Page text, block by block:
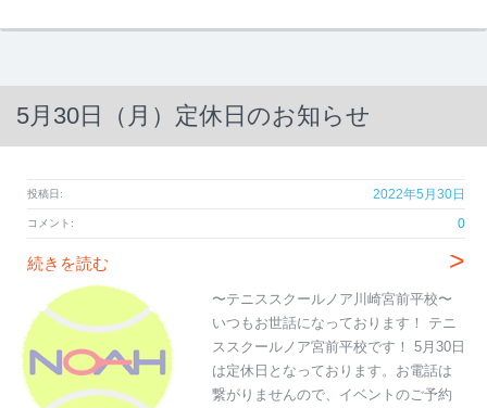
5月30日（月）定休日のお知らせ
投稿日: 2022年5月30日
コメント: 0
続きを読む >
〜テニススクールノア川崎宮前平校〜
いつもお世話になっております！ テニ
ススクールノア宮前平校です！ 5月30日
は定休日となっております。お電話は
繋がりませんので、イベントのご予約